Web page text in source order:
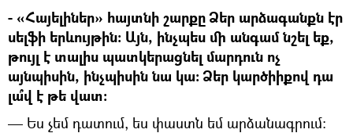
- «Հայելիներ» հայտնի շարքը Ձեր արձագանքն էր
սելֆի երևույթին։ Այն, ինչպես մի անգամ նշել եք,
թույլ է տալիս պատկերացնել մարդուն ոչ
այնպիսին, ինչպիսին նա կա։ Ձեր կարծիիքով դա
լա՞վ է թե վատ։
— Ես չեմ դատում, ես փաստն եմ արձանագրում։